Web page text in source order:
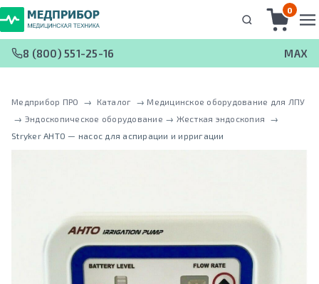
0
8 (800) 551-25-16 MAX
Медприбор ПРО → Каталог → Медицинское оборудование для ЛПУ
→ Эндоскопическое оборудование → Жесткая эндоскопия
→
Stryker AHTO — насос для аспирации и ирригации